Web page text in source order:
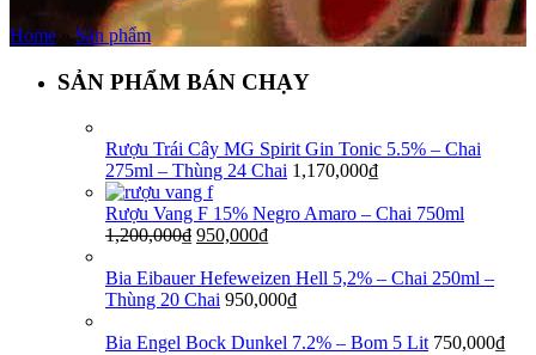
Home » Sản phẩm
SẢN PHẨM BÁN CHẠY
Rượu Trái Cây MG Spirit Gin Tonic 5.5% – Chai
275ml – Thùng 24 Chai 1,170,000₫
Rượu Vang F 15% Negro Amaro – Chai 750ml
1,200,000₫ 950,000₫
Bia Eibauer Hefeweizen Hell 5,2% – Chai 250ml –
Thùng 20 Chai 950,000₫
Bia Engel Bock Dunkel 7.2% – Bom 5 Lit 750,000₫